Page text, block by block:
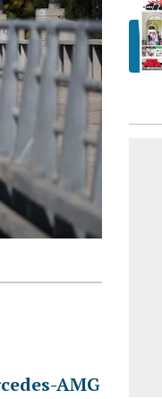
AMG